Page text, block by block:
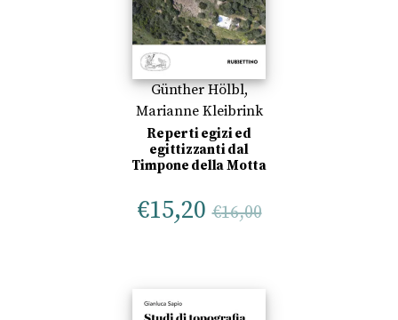
Günther Hölbl,
Marianne Kleibrink
Reperti egizi ed
egittizzanti dal
Timpone della Motta
€15,20 €16,00